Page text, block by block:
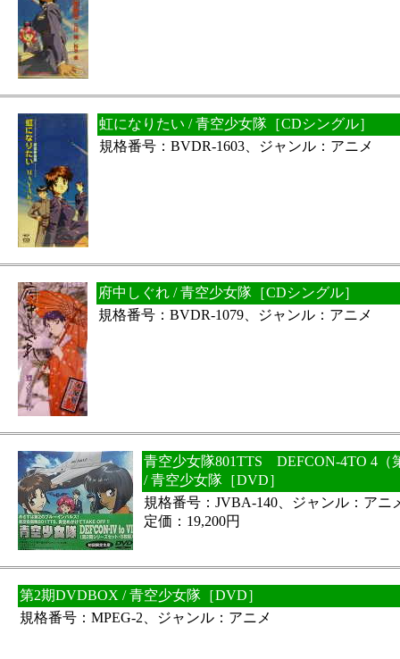
虹になりたい / 青空少女隊［CDシングル］
規格番号：BVDR-1603、ジャンル：アニメ
府中しぐれ / 青空少女隊［CDシングル］
規格番号：BVDR-1079、ジャンル：アニメ
青空少女隊801TTS DEFCON-4TO 4（
/ 青空少女隊［DVD］
規格番号：JVBA-140、ジャンル：アニ
定価：19,200円
第2期DVDBOX / 青空少女隊［DVD］
規格番号：MPEG-2、ジャンル：アニメ